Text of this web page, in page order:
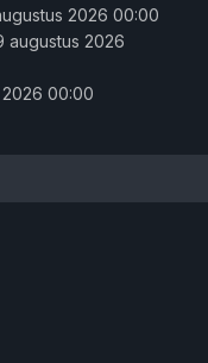
2026 00:00
augustus 2026
00:00